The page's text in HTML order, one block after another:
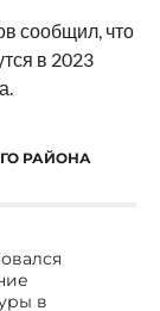
сообщил, что
в 2023
РАЙОНА
в